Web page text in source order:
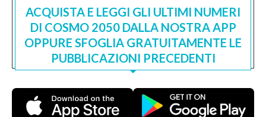
ACQUISTA E LEGGI GLI ULTIMI NUMERI
DI COSMO 2050 DALLA NOSTRA APP
OPPURE SFOGLIA GRATUITAMENTE LE
PUBBLICAZIONI PRECEDENTI